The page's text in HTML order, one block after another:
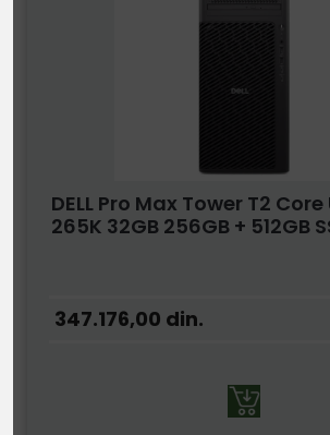
DELL Pro Max Tower T2
265K 32GB 256GB + 512GB
347.176,00 din.